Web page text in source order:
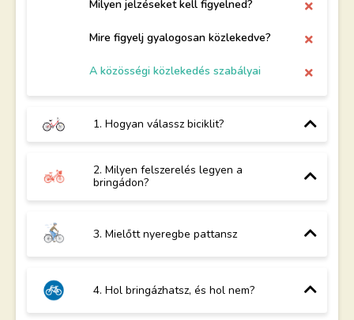
Milyen jelzéseket kell figyelned?
Mire figyelj gyalogosan közlekedve?
A közösségi közlekedés szabályai
1. Hogyan válassz biciklit?
2. Milyen felszerelés legyen a
bringádon?
3. Mielőtt nyeregbe pattansz
4. Hol bringázhatsz, és hol nem?